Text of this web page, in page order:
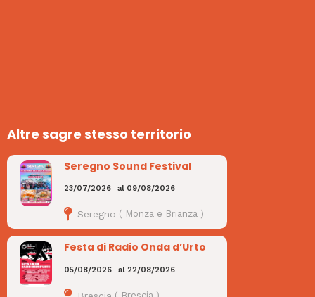
Altre sagre stesso territorio
Seregno Sound Festival
23/07/2026 al 09/08/2026
Seregno ( Monza e Brianza)
Festa di Radio Onda d’Urto
05/08/2026 al 22/08/2026